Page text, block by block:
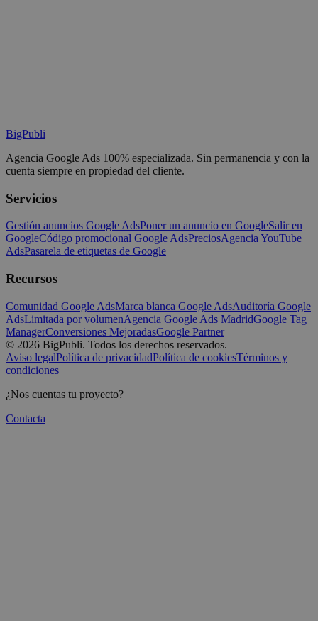
BigPubli
Agencia Google Ads 100% especializada. Sin permanencia y con la
cuenta siempre en propiedad del cliente.
Servicios
Gestión anuncios Google AdsPoner un anuncio en GoogleSalir en
GoogleCódigo promocional Google AdsPreciosAgencia YouTube
AdsPasarela de etiquetas de Google
Recursos
Comunidad Google AdsMarca blanca Google AdsAuditoría Google
AdsLimitada por volumenAgencia Google Ads MadridGoogle Tag
ManagerConversiones MejoradasGoogle Partner
© 2026 BigPubli. Todos los derechos reservados.
Aviso legalPolítica de privacidadPolítica de cookiesTérminos y
condiciones
¿Nos cuentas tu proyecto?
Contacta